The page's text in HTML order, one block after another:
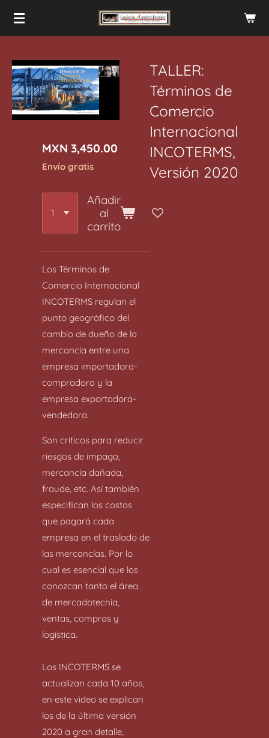
principal
TALLER:
Términos de
Comercio
Internacional
INCOTERMS,
Versión 2020
MXN 3,450.00
Envío gratis
Añadir
al
carrito
Los Términos de
Comercio Internacional
INCOTERMS regulan el
punto geográfico del
cambio de dueño de la
mercancía entre una
empresa importadora-
compradora y la
empresa exportadora-
vendedora.
Son críticos para reducir
riesgos de impago,
mercancía dañada,
fraude, etc. Así también
especifican los costos
que pagará cada
empresa en el traslado de
las mercancías. Por lo
cual es esencial que los
conozcan tanto el área
de mercadotecnia,
ventas, compras y
logística.
Los INCOTERMS se
actualizan cada 10 años,
en este video se explican
los de la última versión
2020 a gran detalle,